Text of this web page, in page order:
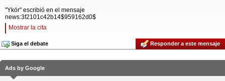
"Ykör" escribió en el mensaje
news:3f2101c42b14$959162d0$
Mostrar la cita
Siga el debate Responder a este mensaje
Ads by Google